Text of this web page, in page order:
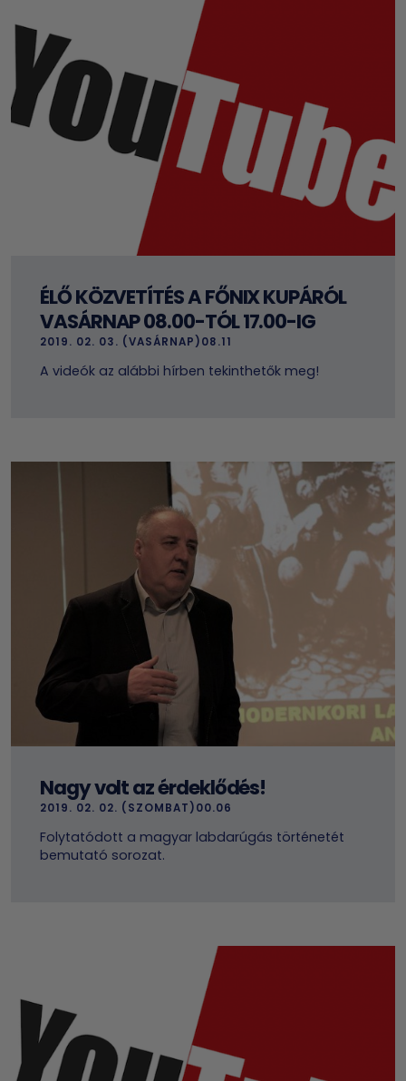
ÉLŐ KÖZVETÍTÉS A FŐNIX KUPÁRÓL
VASÁRNAP 08.00-TÓL 17.00-IG
2019. 02. 03. (VASÁRNAP)08.11
A videók az alábbi hírben tekinthetők meg!
Nagy volt az érdeklődés!
2019. 02. 02. (SZOMBAT)00.06
Folytatódott a magyar labdarúgás történetét
bemutató sorozat.